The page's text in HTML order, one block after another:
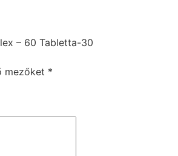
– 60 Tabletta-30
mezőket *